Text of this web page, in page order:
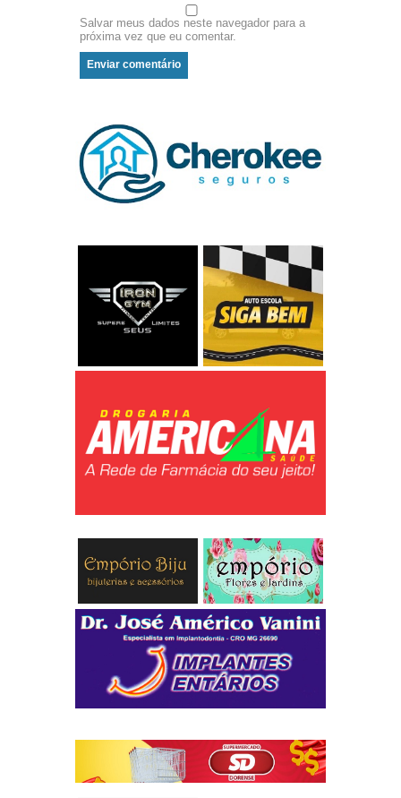
Salvar meus dados neste navegador para a
próxima vez que eu comentar.